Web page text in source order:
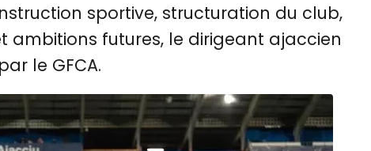
sportive, structuration du club,
futures, le dirigeant ajaccien
le GFCA.